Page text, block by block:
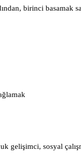
birinci basamak
sosyal